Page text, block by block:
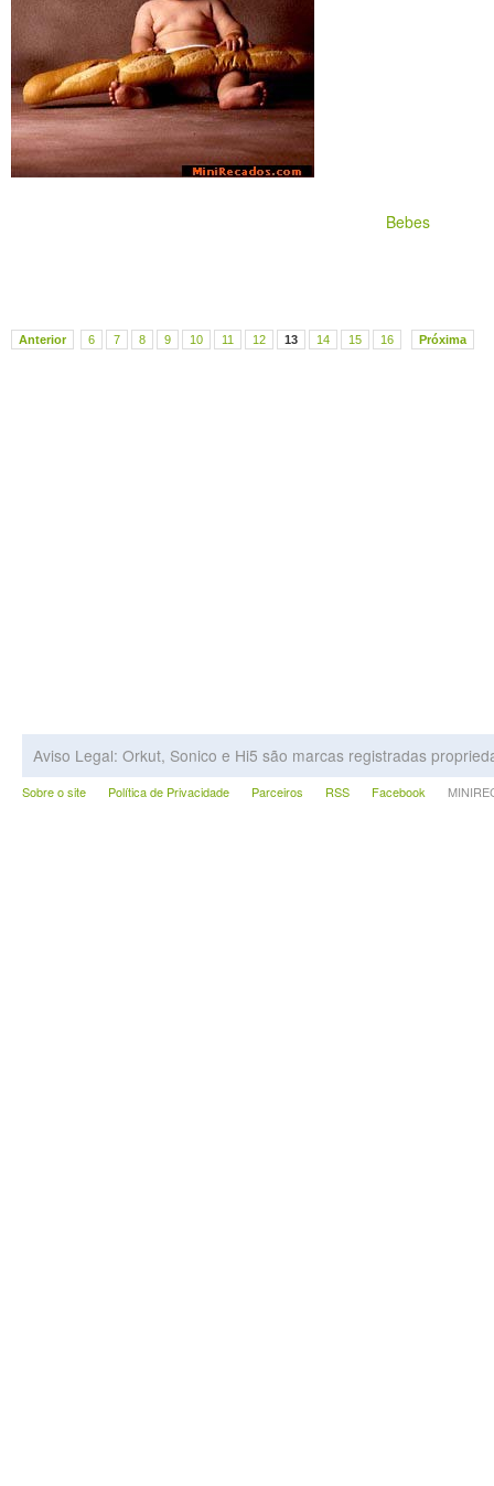
Bebes
Anterior 6 7 8 9 10 11 12 13 14 15 16 Próxima
Aviso Legal: Orkut, Sonico e Hi5 são marcas registradas
Sobre o site Política de Privacidade Parceiros RSS Facebook